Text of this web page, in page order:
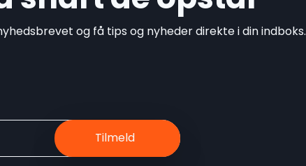
og få tips og nyheder direkte i din indboks.